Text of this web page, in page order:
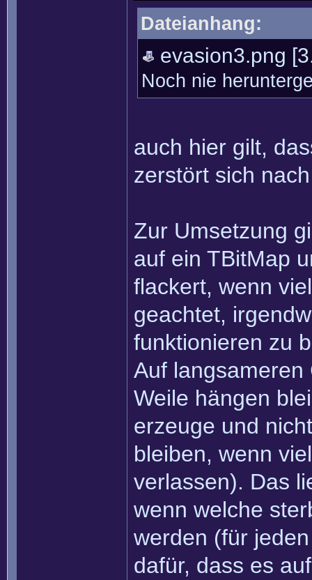
Dateianhang:
evasion3.png
Noch nie
auch hier gilt,
zerstört sich
Zur Umsetzung
auf ein TBitMap
flackert, wenn
geachtet,
funktionieren zu
Auf
Weile hängen
erzeuge und
bleiben, wenn
verlassen). Das
wenn welche
werden (für
dafür, dass es